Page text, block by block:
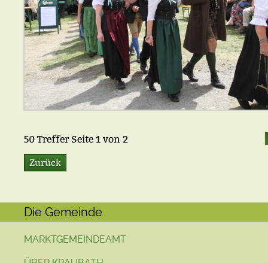
50 Treffer Seite 1 von 2
Zurück
Die Gemeinde
MARKTGEMEINDEAMT